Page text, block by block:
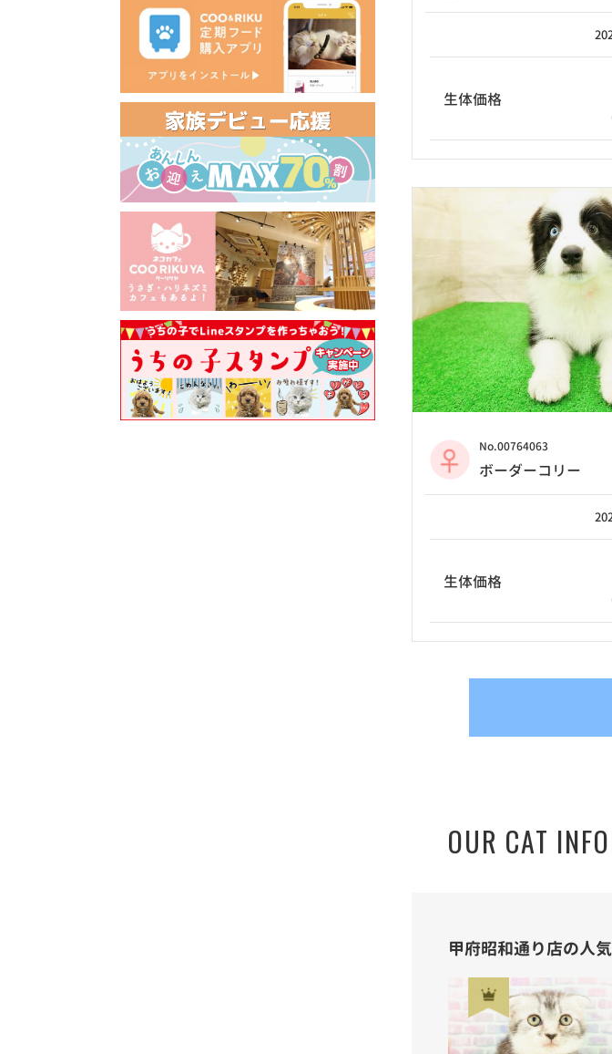
生体価格
No.00764063
ボーダーコリー
生体価格
OUR CAT
甲府昭和通り店の人